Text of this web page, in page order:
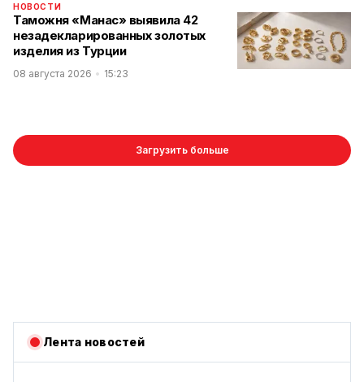
НОВОСТИ
Таможня «Манас» выявила 42
незадекларированных золотых
изделия из Турции
08 августа 2026 15:23
Загрузить больше
Лента новостей